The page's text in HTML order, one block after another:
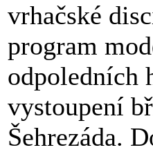
vrhačské
program
odpoledních
vystoupení
Šehrezáda.